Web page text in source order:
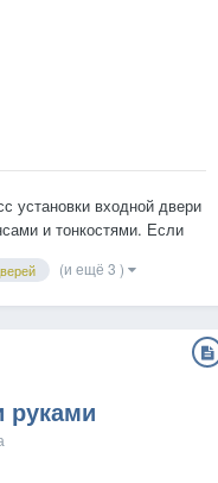
установки входной двери
и тонкостями. Если
дальнейшее
удовлетворения. Тем
человек,...
(и ещё 3 )
руками